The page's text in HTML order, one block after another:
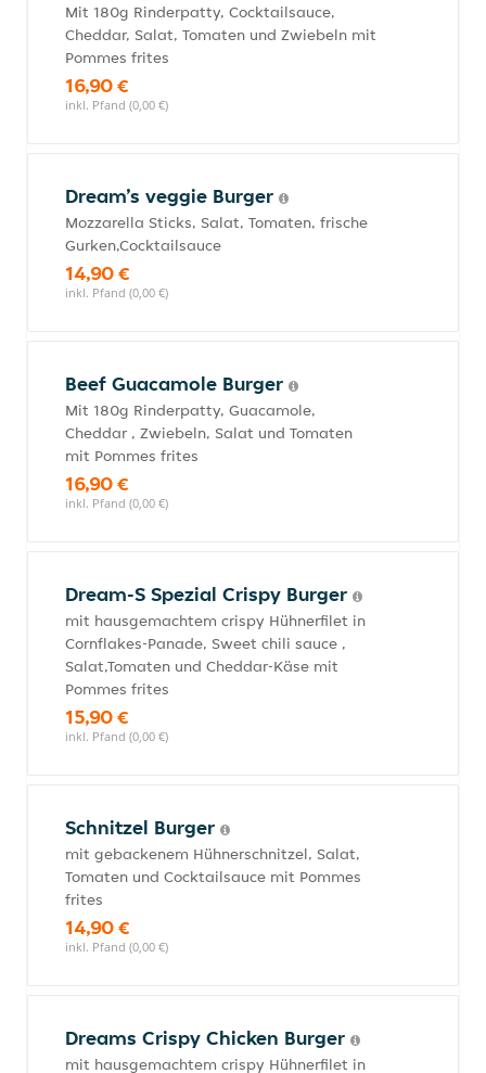
Mit 180g Rinderpatty, Cocktailsauce,
Cheddar, Salat, Tomaten und Zwiebeln mit
Pommes frites
16,90 €
inkl. Pfand (0,00 €)
Dream’s veggie Burger
Mozzarella Sticks, Salat, Tomaten, frische
Gurken,Cocktailsauce
14,90 €
inkl. Pfand (0,00 €)
Beef Guacamole Burger
Mit 180g Rinderpatty, Guacamole,
Cheddar , Zwiebeln, Salat und Tomaten
mit Pommes frites
16,90 €
inkl. Pfand (0,00 €)
Dream-S Spezial Crispy Burger
mit hausgemachtem crispy Hühnerfilet in
Cornflakes-Panade, Sweet chili sauce ,
Salat,Tomaten und Cheddar-Käse mit
Pommes frites
15,90 €
inkl. Pfand (0,00 €)
Schnitzel Burger
mit gebackenem Hühnerschnitzel, Salat,
Tomaten und Cocktailsauce mit Pommes
frites
14,90 €
inkl. Pfand (0,00 €)
Dreams Crispy Chicken Burger
mit hausgemachtem crispy Hühnerfilet in